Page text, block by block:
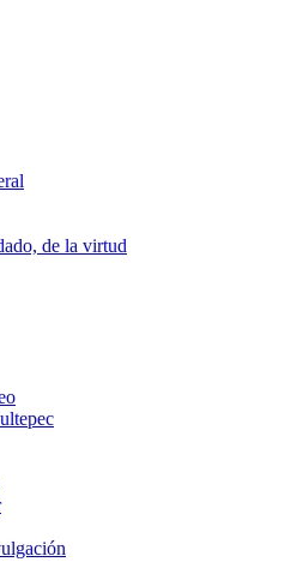
de la virtud